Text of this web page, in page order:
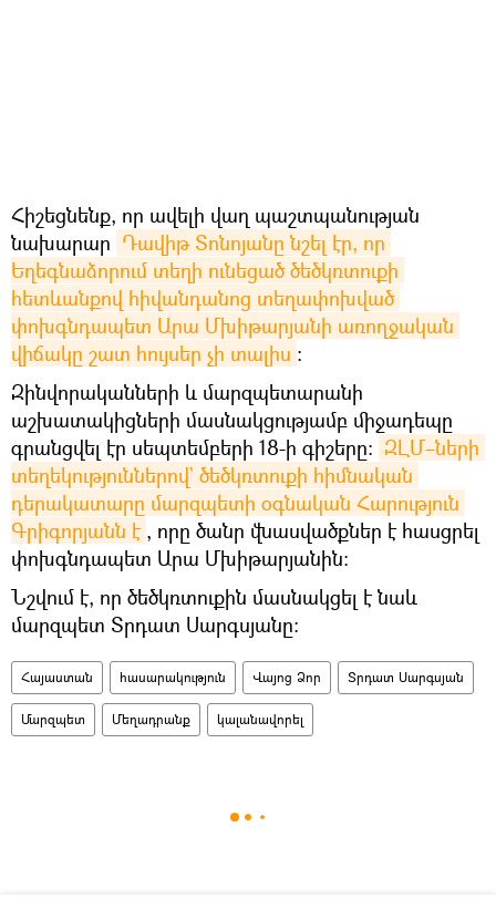
Հիշեցնենք, որ ավելի վաղ պաշտպանության
նախարար Դավիթ Տոնոյանը նշել էր, որ
Եղեգնաձորում տեղի ունեցած ծեծկռտուքի
հետևանքով հիվանդանոց տեղափոխված
փոխգնդապետ Արա Մխիթարյանի առողջական
վիճակը շատ հույսեր չի տալիս ։
Զինվորականների և մարզպետարանի
աշխատակիցների մասնակցությամբ միջադեպը
գրանցվել էր սեպտեմբերի 18-ի գիշերը։ ԶԼՄ–ների
տեղեկություններով` ծեծկռտուքի հիմնական
դերակատարը մարզպետի օգնական Հարություն
Գրիգորյանն է , որը ծանր վնասվածքներ է հասցրել
փոխգնդապետ Արա Մխիթարյանին։
Նշվում է, որ ծեծկռտուքին մասնակցել է նաև
մարզպետ Տրդատ Սարգսյանը։
Հայաստան հասարակություն Վայոց Ձոր Տրդատ Սարգսյան
Մարզպետ Մեղադրանք կալանավորել